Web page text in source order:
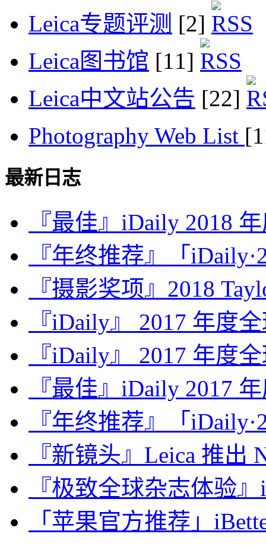
Leica专题评测 [2]
Leica图书馆 [11]
Leica中文站公告 [22]
Photography Web List
最新日志
『最佳』iDaily 2018
『年终推荐』「
『摄影奖项』2018
『iDaily』 2017 年度
『iDaily』 2017 年度
『最佳』iDaily 2017
『年终推荐』「
『新镜头』Leica 推出
『极致全球杂志体验
「苹果官方推荐」